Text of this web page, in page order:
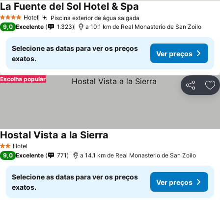
4 EstrelasHotel Piscina exterior de água salgada
La Fuente del Sol Hotel & Spa
9,0 Excelente 1.323 a 10.1 km de Real Monasterio de San Zoilo
Selecione as datas para ver os preços
exatos.
Ver preços
Partilhar
Escolha popular
2 Estrelas
Hotel
Hostal Vista a la Sierra
9,0 Excelente 771 a 14.1 km de Real Monasterio de San Zoilo
Selecione as datas para ver os preços
exatos.
Ver preços